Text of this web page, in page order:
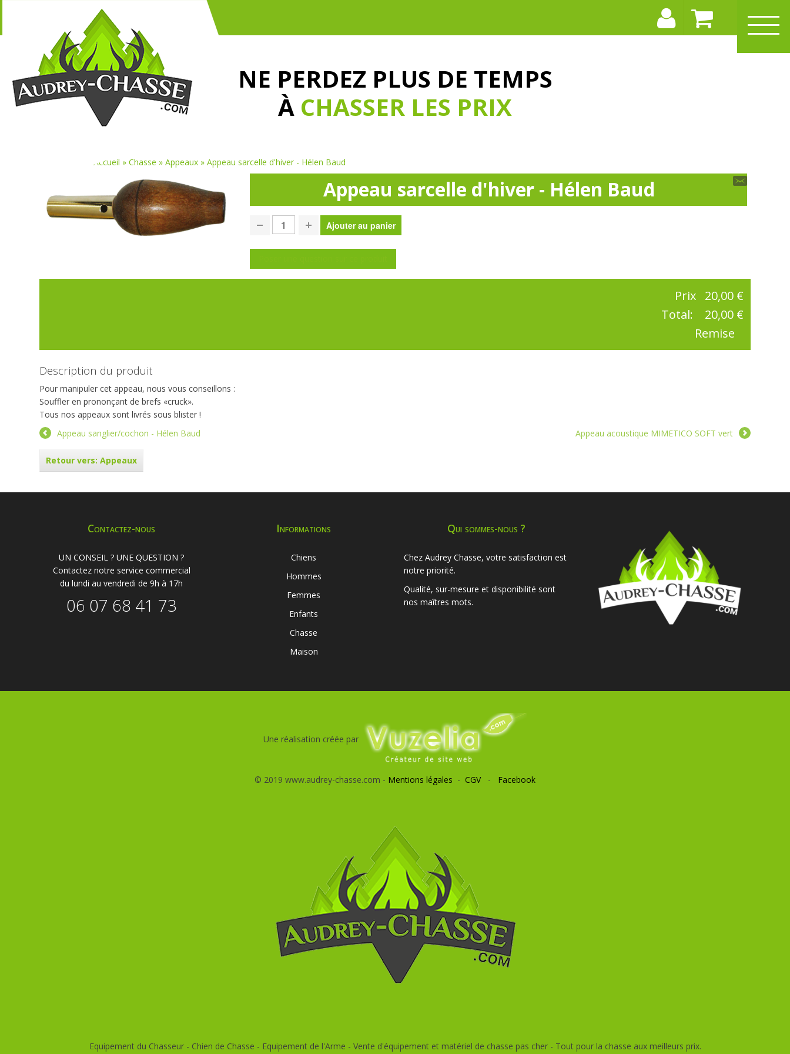
NE PERDEZ PLUS DE TEMPS
À CHASSER LES PRIX
Accueil »Chasse »Appeaux »Appeau sarcelle d'hiver - Hélen Baud
Appeau sarcelle d'hiver - Hélen Baud
Prix
20,00 €
Total:
20,00 €
Remise
Description du produit
Pour manipuler cet appeau, nous vous conseillons :
Souffler en prononçant de brefs «cruck».
Tous nos appeaux sont livrés sous blister !
Appeau acoustique MIMETICO SOFT vert
Appeau sanglier/cochon - Hélen Baud
Retour vers: Appeaux
Contactez-nous
UN CONSEIL ? UNE QUESTION ?
Contactez notre service commercial
du lundi au vendredi de 9h à 17h
06 07 68 41 73
Informations
Chiens
Hommes
Femmes
Enfants
Chasse
Maison
Qui sommes-nous ?
Chez Audrey Chasse, votre satisfaction est
notre priorité.
Qualité, sur-mesure et disponibilité sont
nos maîtres mots.
Une réalisation créée par
© 2019 www.audrey-chasse.com - Mentions légales - CGV- Facebook
Equipement du Chasseur - Chien de Chasse - Equipement de l'Arme - Vente d'équipement et matériel de chasse pas cher - Tout pour la chasse aux meilleurs prix.